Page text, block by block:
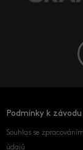
Podmínky k závodu
Souhlas se
údajů